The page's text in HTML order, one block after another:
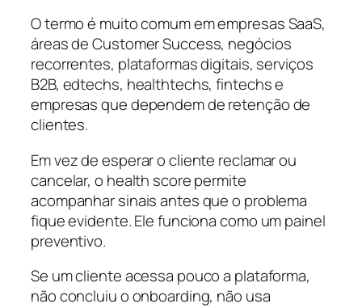
O termo é muito comum em empresas SaaS,
áreas de Customer Success, negócios
recorrentes, plataformas digitais, serviços
B2B, edtechs, healthtechs, fintechs e
empresas que dependem de retenção de
clientes.
Em vez de esperar o cliente reclamar ou
cancelar, o health score permite
acompanhar sinais antes que o problema
fique evidente. Ele funciona como um painel
preventivo.
Se um cliente acessa pouco a plataforma,
não concluiu o onboarding, não usa